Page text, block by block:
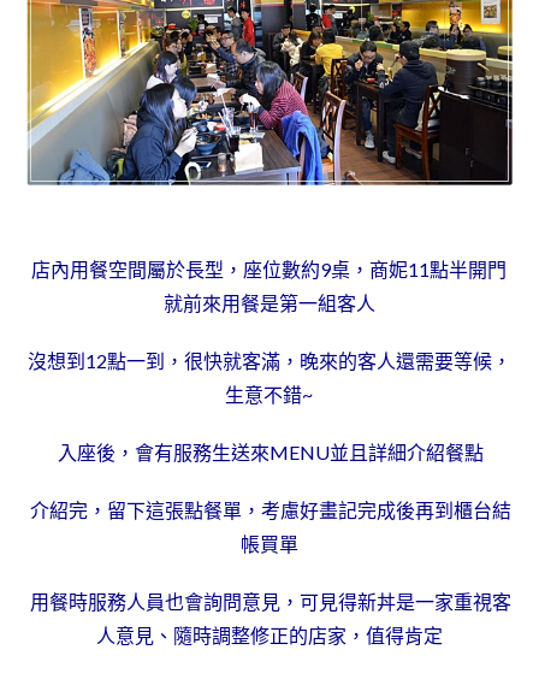
店內用餐空間屬於長型，座位數約9桌，商妮11點半開門
就前來用餐是第一組客人
沒想到12點一到，很快就客滿，晚來的客人還需要等候，
生意不錯~
入座後，會有服務生送來MENU並且詳細介紹餐點
介紹完，留下這張點餐單，考慮好畫記完成後再到櫃台結
帳買單
用餐時服務人員也會詢問意見，可見得新丼是一家重視客
人意見、隨時調整修正的店家，值得肯定